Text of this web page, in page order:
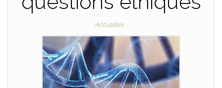
Actualités